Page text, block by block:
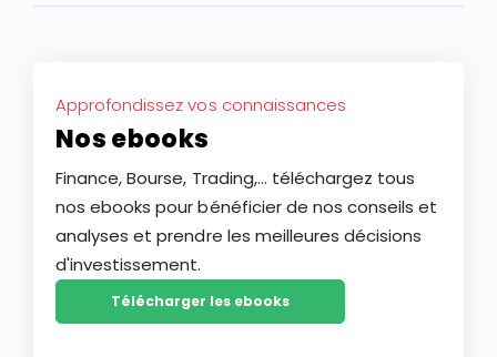
d’une baisse plus durable de l’action LVMH ?
Approfondissez vos connaissances
Nos ebooks
Finance, Bourse, Trading,... téléchargez tous
nos ebooks pour bénéficier de nos conseils et
analyses et prendre les meilleures décisions
d'investissement.
Télécharger les ebooks